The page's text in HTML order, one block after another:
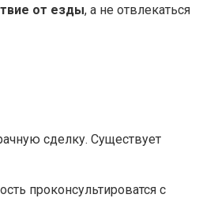
от езды, а не отвлекаться
сделку.​ Существует
проконсультироватся с